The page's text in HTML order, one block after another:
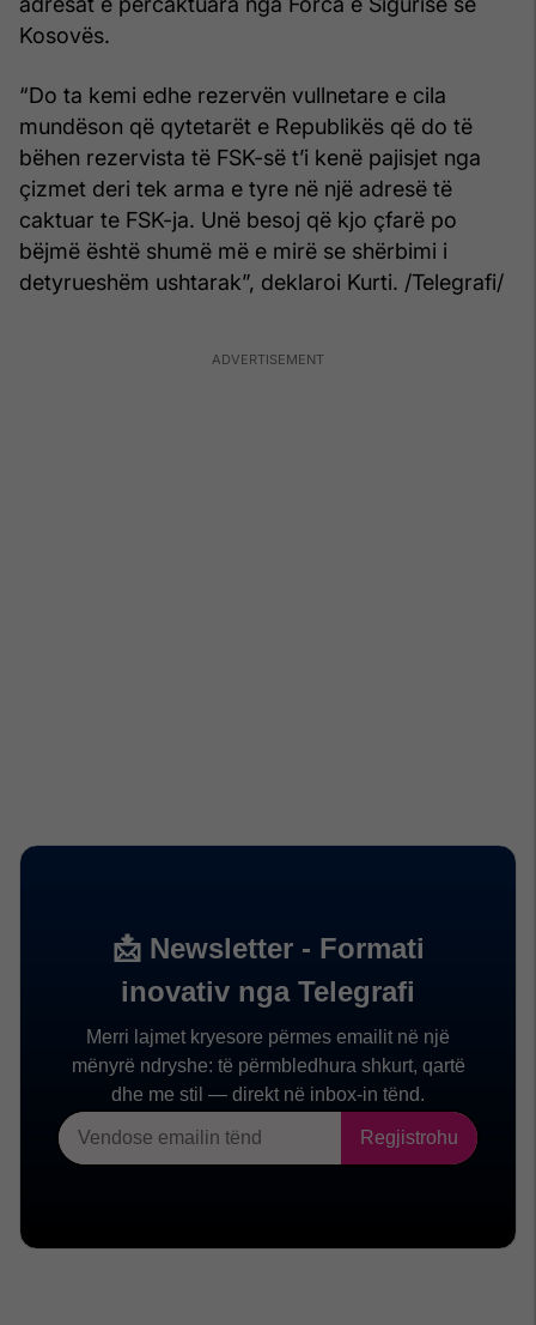
Kosovës.
“Do ta kemi edhe rezervën vullnetare e cila
mundëson që qytetarët e Republikës që do të
bëhen rezervista të FSK-së t’i kenë pajisjet nga
çizmet deri tek arma e tyre në një adresë të
caktuar te FSK-ja. Unë besoj që kjo çfarë po
bëjmë është shumë më e mirë se shërbimi i
detyrueshëm ushtarak”, deklaroi Kurti. /Telegrafi/